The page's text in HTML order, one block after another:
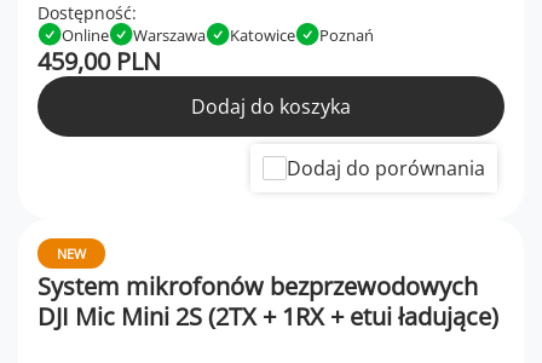
Dostępność:
Online Warszawa Katowice Poznań
459,00 PLN
Dodaj do koszyka
Dodaj do porównania
NEW
System mikrofonów bezprzewodowych
DJI Mic Mini 2S (2TX + 1RX + etui ładujące)